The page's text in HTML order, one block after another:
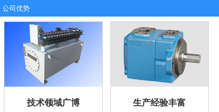
公司优势
技术领域广博 生产经验丰富